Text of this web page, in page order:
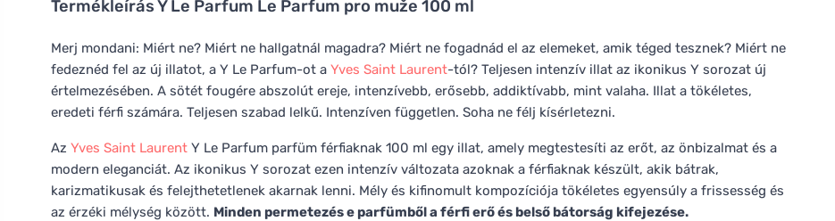
TermékleírásY Le Parfum Le Parfum pro muže 100 ml
Merj mondani: Miért ne? Miért ne hallgatnál magadra? Miért ne fogadnád el az elemeket, amik téged tesznek? Miért ne
fedeznéd fel az új illatot, a Y Le Parfum-ot a Yves Saint Laurent-tól? Teljesen intenzív illat az ikonikus Y sorozat új
értelmezésében. A sötét fougére abszolút ereje, intenzívebb, erősebb, addiktívabb, mint valaha. Illat a tökéletes,
eredeti férfi számára. Teljesen szabad lelkű. Intenzíven független. Soha ne félj kísérletezni.
Az Yves Saint Laurent Y Le Parfum parfüm férfiaknak 100 ml egy illat, amely megtestesíti az erőt, az önbizalmat és a
modern eleganciát. Az ikonikus Y sorozat ezen intenzív változata azoknak a férfiaknak készült, akik bátrak,
karizmatikusak és felejthetetlenek akarnak lenni. Mély és kifinomult kompozíciója tökéletes egyensúly a frissesség és
az érzéki mélység között. Minden permetezés e parfümből a férfi erő és belső bátorság kifejezése.